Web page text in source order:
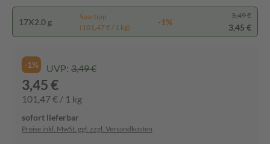
17X2.0 g
Spartipp
(101,47 € / 1 kg)
-1%
3,49 €
3,45 €
-1% UVP: 3,49 €
3,45 €
101,47 € / 1 kg
sofort lieferbar
Preise inkl. MwSt. ggf. zzgl. Versandkosten